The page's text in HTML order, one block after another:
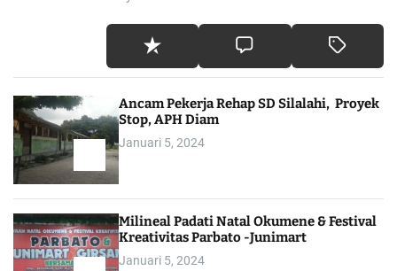
Ancam Pekerja Rehap SD Silalahi, Proyek
Stop, APH Diam
Januari 5, 2024
Milineal Padati Natal Okumene & Festival
Kreativitas Parbato -Junimart
Januari 5, 2024